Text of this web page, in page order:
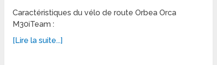
Caractéristiques du vélo de route Orbea Orca
M30iTeam :
[Lire la suite...]